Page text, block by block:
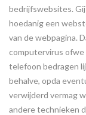
bedrijfswebsites.
hoedanig een
van de webpagina.
computervirus ofwe
telefoon bedragen
behalve, opda
verwijderd vermag
andere technieken